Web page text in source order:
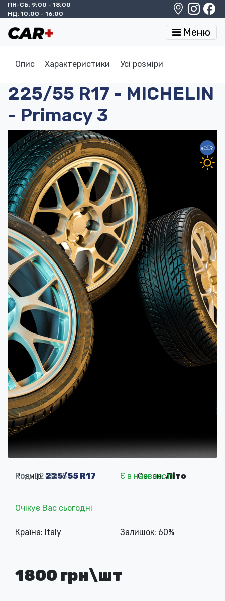
ПН-СБ: 9:00 - 18:00
НД: 10:00 - 16:00
Меню
Опис Характеристики Усі розміри
225/55 R17 - MICHELIN
- Primacy 3
Розмір:225/55 R17 Сезон:Літо
Код: 02-3675 Є в наявності
Очікує Вас сьогодні
Країна: Italy Залишок: 60%
1800 грн\шт